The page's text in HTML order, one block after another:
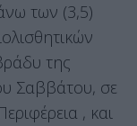
των (3,5)
της
Σαββάτου, σε
, και